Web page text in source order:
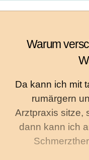
Warum
Da kann ich mit
rumärgern
Arztpraxis sitze,
dann kann ich